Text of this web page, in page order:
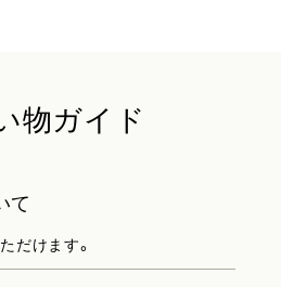
物ガイド
て
だけます。